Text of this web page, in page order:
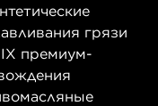
грязи
премиум-